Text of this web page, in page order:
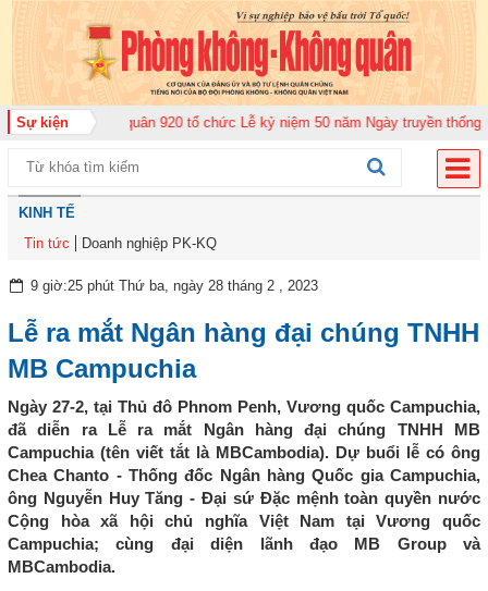
Sự kiện
đoàn Không quân 920 tổ chức Lễ kỷ niệm 50 năm Ngày truyền thống (12-11-
KINH TẾ
Tin tức
Doanh nghiệp PK-KQ
9 giờ:25 phút Thứ ba, ngày 28 tháng 2 , 2023
Lễ ra mắt Ngân hàng đại chúng TNHH
MB Campuchia
Ngày 27-2, tại Thủ đô Phnom Penh, Vương quốc Campuchia,
đã diễn ra Lễ ra mắt Ngân hàng đại chúng TNHH MB
Campuchia (tên viết tắt là MBCambodia). Dự buổi lễ có ông
Chea Chanto - Thống đốc Ngân hàng Quốc gia Campuchia,
ông Nguyễn Huy Tăng - Đại sứ Đặc mệnh toàn quyền nước
Cộng hòa xã hội chủ nghĩa Việt Nam tại Vương quốc
Campuchia; cùng đại diện lãnh đạo MB Group và
MBCambodia.